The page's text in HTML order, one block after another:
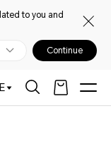
to you and
Continue